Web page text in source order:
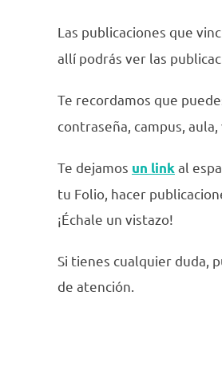
Las publicaciones que
allí podrás ver las
Te recordamos que
contraseña, campus,
Te dejamos un linkal
tu Folio, hacer
¡Échale un vistazo!
Si tienes cualquier duda,
de atención.